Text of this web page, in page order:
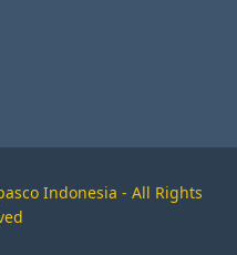
Indonesia - All Rights